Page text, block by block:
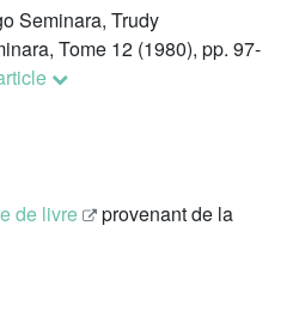
Seminara, Trudy
Tome 12 (1980), pp. 97-
de livre
provenant de la